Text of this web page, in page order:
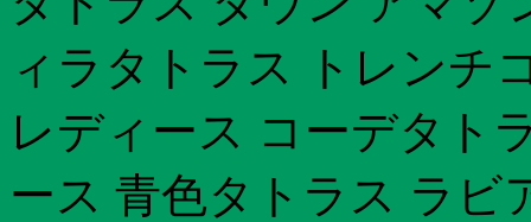
ィラタトラス トレンチ
レディース コーデタト
ース 青色タトラス ラビ